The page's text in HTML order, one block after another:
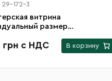
29-172-3
витрина
размер
грн с НДС В корзину